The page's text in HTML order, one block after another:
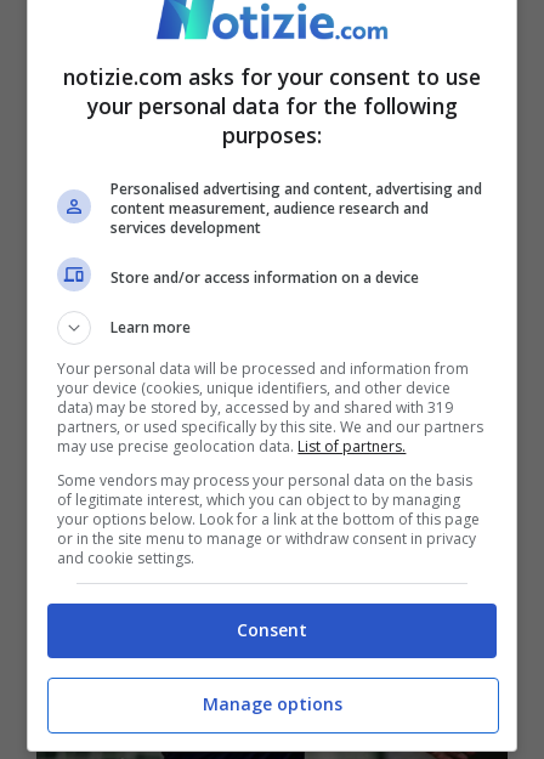
come vederla in tv
La sfida tra Croazia e Canada, valida per la
seconda giornata dei Mondiali,
Khalifa International Stadium
di Doha e
inizierà alle ore 17. Il match verrà
trasmesso in diretta su
Rai 1
Croazia-Canada, le
probabili formazioni
notizie.com asks for your consent to use
your personal data for the following
purposes:
Personalised advertising and content, advertising and
content measurement, audience research and
services development
Store and/or access information on a device
Learn more
Your personal data will be processed and information from
your device (cookies, unique identifiers, and other device
data) may be stored by, accessed by and shared with 319
partners, or used specifically by this site. We and our partners
may use precise geolocation data. List of partners.
Some vendors may process your personal data on the basis
of legitimate interest, which you can object to by managing
your options below. Look for a link at the bottom of this page
or in the site menu to manage or withdraw consent in privacy
and cookie settings.
Consent
Manage options